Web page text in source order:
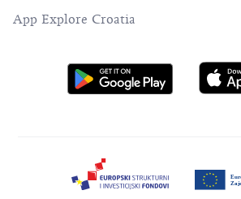
App Explore Croatia